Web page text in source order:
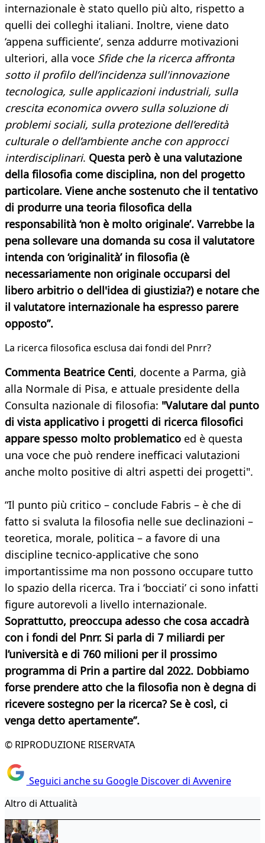
internazionale è stato quello più alto, rispetto a
quelli dei colleghi italiani. Inoltre, viene dato
‘appena sufficiente’, senza addurre motivazioni
ulteriori, alla voce Sfide che la ricerca affronta
sotto il profilo dell’incidenza sull'innovazione
tecnologica, sulle applicazioni industriali, sulla
crescita economica ovvero sulla soluzione di
problemi sociali, sulla protezione dell’eredità
culturale o dell’ambiente anche con approcci
interdisciplinari. Questa però è una valutazione
della filosofia come disciplina, non del progetto
particolare. Viene anche sostenuto che il tentativo
di produrre una teoria filosofica della
responsabilità ‘non è molto originale’. Varrebbe la
pena sollevare una domanda su cosa il valutatore
intenda con ‘originalità’ in filosofia (è
necessariamente non originale occuparsi del
libero arbitrio o dell'idea di giustizia?) e notare che
il valutatore internazionale ha espresso parere
opposto”.
La ricerca filosofica esclusa dai fondi del Pnrr?
Commenta Beatrice Centi, docente a Parma, già
alla Normale di Pisa, e attuale presidente della
Consulta nazionale di filosofia: "Valutare dal punto
di vista applicativo i progetti di ricerca filosofici
appare spesso molto problematico ed è questa
una voce che può rendere inefficaci valutazioni
anche molto positive di altri aspetti dei progetti".
“Il punto più critico – conclude Fabris – è che di
fatto si svaluta la filosofia nelle sue declinazioni –
teoretica, morale, politica – a favore di una
discipline tecnico-applicative che sono
importantissime ma non possono occupare tutto
lo spazio della ricerca. Tra i ‘bocciati’ ci sono infatti
figure autorevoli a livello internazionale.
Soprattutto, preoccupa adesso che cosa accadrà
con i fondi del Pnrr. Si parla di 7 miliardi per
l’università e di 760 milioni per il prossimo
programma di Prin a partire dal 2022. Dobbiamo
forse prendere atto che la filosofia non è degna di
ricevere sostegno per la ricerca? Se è così, ci
venga detto apertamente”.
© RIPRODUZIONE RISERVATA
Seguici anche su Google Discover di Avvenire
Altro di Attualità